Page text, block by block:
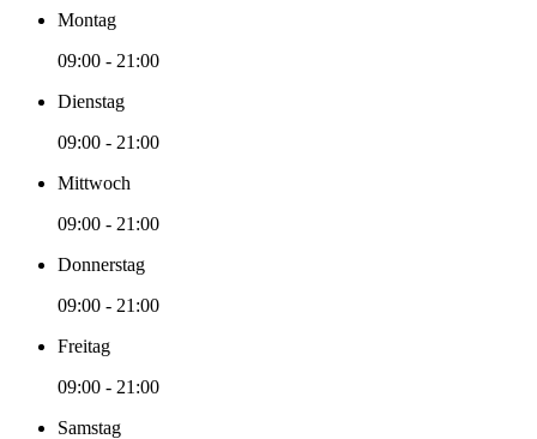
Montag
09:00 - 21:00
Dienstag
09:00 - 21:00
Mittwoch
09:00 - 21:00
Donnerstag
09:00 - 21:00
Freitag
09:00 - 21:00
Samstag